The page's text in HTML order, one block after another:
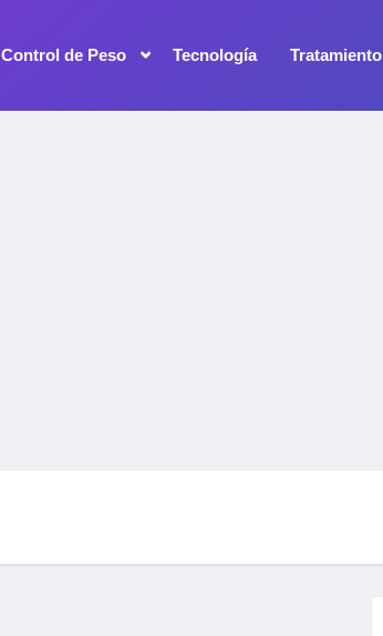
Control de Peso Tecnología